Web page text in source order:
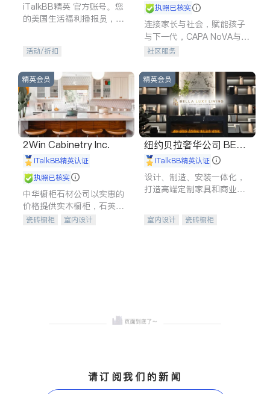
iTalkBB精英 官方账号。您
的美国生活福利播报员，精
专属福利。
活动/折扣
执照已核实
连接家长与社会，赋能孩子
与下一代，CAPA NoVA与您
携手建设包容、公平、充满
社区服务
精英会员
2Win Cabinetry Inc.
iTalkBB精英认证
执照已核实
中华橱柜石材公司以实惠的
价格提供实木橱柜，石英石
台面，多种优质不锈钢水
瓷砖橱柜
室内设计
精英会员
纽约贝拉奢华公司 BELL
A LUXE
iTalkBB精英认证
设计、制造、安装一体化，
打造高端定制家具和商业空
室内设计
瓷砖橱柜
请订阅我们的新闻